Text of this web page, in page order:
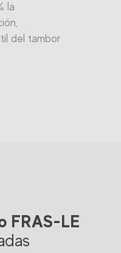
la
del tambor
FRAS-LE